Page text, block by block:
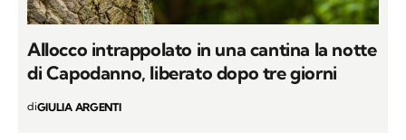
Allocco intrappolato in una cantina la notte
di Capodanno, liberato dopo tre giorni
diGIULIA ARGENTI